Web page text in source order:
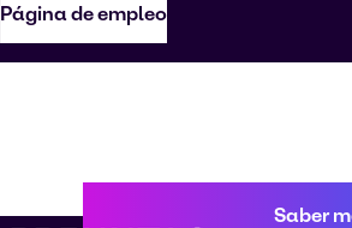
Página de empleo
Saber